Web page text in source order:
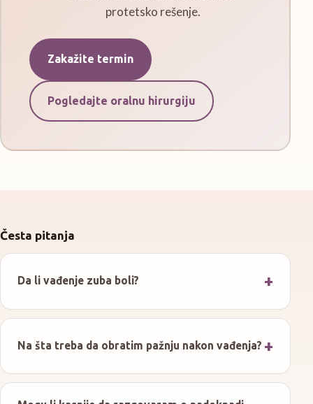
protetsko rešenje.
Zakažite termin
Pogledajte oralnu hirurgiju
Česta pitanja
Da li vađenje zuba boli?
Na šta treba da obratim pažnju nakon vađenja?